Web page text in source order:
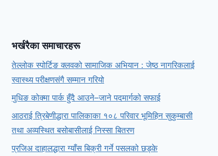
भर्खरैका समाचारहरू
तेल्लोक स्पोर्टिङ क्लवको सामाजिक अभियान : जेष्ठ नागरिकलाई
स्वास्थ्य परीक्षणसंगै सम्मान गरियो
मुधिङ कोक्मा पार्क हुँदै आउने–जाने पदमार्गको सफाई
आठराई त्रिबेणीद्धारा पालिकाका १०८ परिवार भूमिहिन सुकुम्बासी
तथा अव्यस्थित बसोबासीलाई निस्सा बितरण
प्रजिअ दाहालद्धारा ग्याँस बिक्री गर्ने पसलको छड्के